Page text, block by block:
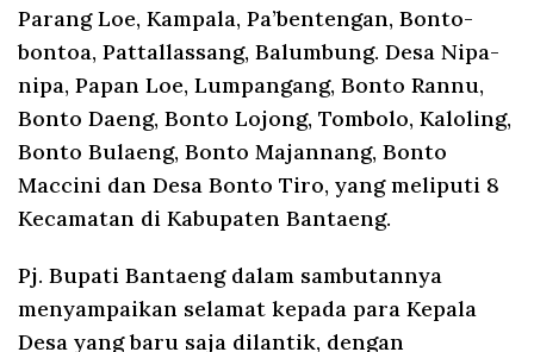
Parang Loe, Kampala, Pa’bentengan, Bonto-
bontoa, Pattallassang, Balumbung. Desa Nipa-
nipa, Papan Loe, Lumpangang, Bonto Rannu,
Bonto Daeng, Bonto Lojong, Tombolo, Kaloling,
Bonto Bulaeng, Bonto Majannang, Bonto
Maccini dan Desa Bonto Tiro, yang meliputi 8
Kecamatan di Kabupaten Bantaeng.
Pj. Bupati Bantaeng dalam sambutannya
menyampaikan selamat kepada para Kepala
Desa yang baru saja dilantik, dengan